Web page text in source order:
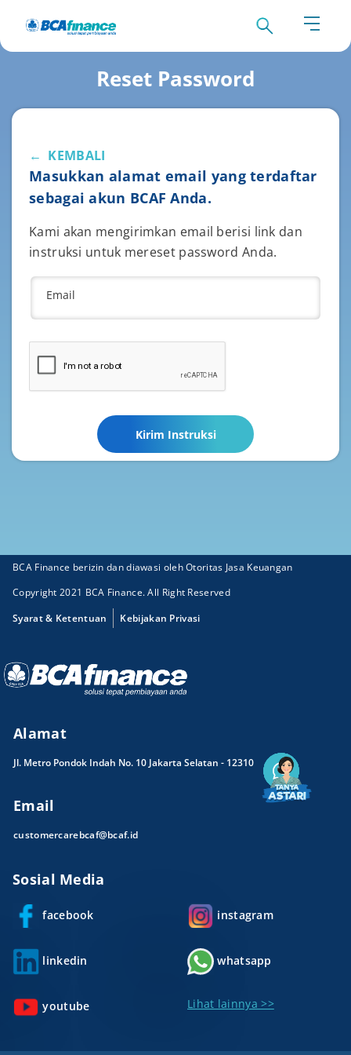
Reset Password
← KEMBALI
Masukkan alamat email yang terdaftar
sebagai akun BCAF Anda.
Kami akan mengirimkan email berisi link dan
instruksi untuk mereset password Anda.
Email
Kirim Instruksi
BCA Finance berizin dan diawasi oleh Otoritas Jasa Keuangan
Copyright 2021 BCA Finance. All Right Reserved
Syarat & Ketentuan
Kebijakan Privasi
Alamat
Jl. Metro Pondok Indah No. 10 Jakarta Selatan - 12310
Email
customercarebcaf@bcaf.id
Sosial Media
facebook instagram
linkedin whatsapp
youtube Lihat lainnya >>